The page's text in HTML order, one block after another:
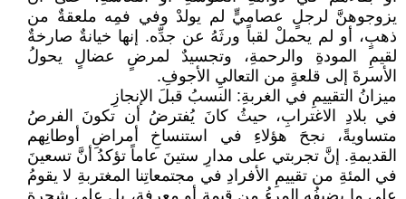
يزوجوهنَّ لرجلٍ عصاميٍّ لم يولدْ وفي فمِه ملعقةٌ من
ذهبٍ، أو لم يحملْ لقباً ورثَهُ عن جدِّه. إنها خيانةٌ صارخةٌ
لقيمِ المودةِ والرحمةِ، وتجسيدٌ لمرضٍ عضالٍ يحولُ
الأسرةَ إلى قلعةٍ من التعاليِ الأجوفِ.
ميزانُ التقييمِ في الغربةِ: النسبُ قبلَ الإنجازِ
في بلادِ الاغترابِ، حيثُ كانَ يُفترضُ أن تكونَ الفرصُ
متساويةً، نجحَ هؤلاءِ في استنساخِ أمراضِ أوطانِهم
القديمةِ. إنَّ تجربتي على مدارِ ستينَ عاماً تؤكدُ أنَّ تسعينَ
في المئةِ من تقييمِ الأفرادِ في مجتمعاتِنا المغتربةِ لا يقومُ